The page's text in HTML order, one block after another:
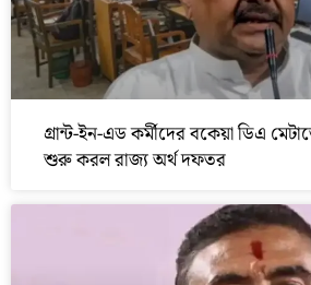
গ্রান্ট-ইন-এড কর্মীদের বকেয়া ডিএ
শুরু করল রাজ্য অর্থ দফতর